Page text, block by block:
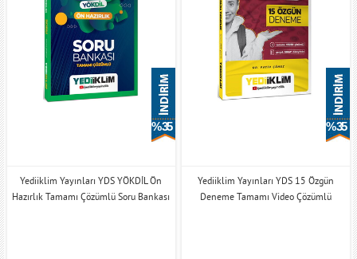
% 35
Yediiklim Yayınları YDS YÖKDİL Ön
Hazırlık Tamamı Çözümlü Soru Bankası
% 35
Yediiklim Yayınları YDS 15 Özgün
Deneme Tamamı Video Çözümlü